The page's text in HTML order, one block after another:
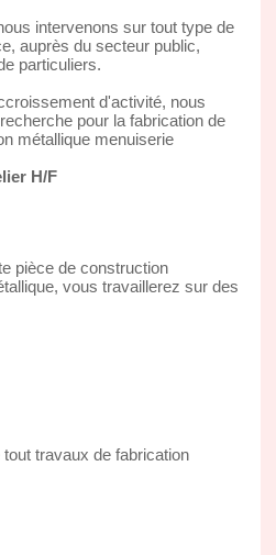
intervenons sur tout type de
auprès du secteur public,
particuliers.
d'activité, nous
pour la fabrication de
métallique menuiserie
H/F
pièce de construction
vous travaillerez sur des
travaux de fabrication